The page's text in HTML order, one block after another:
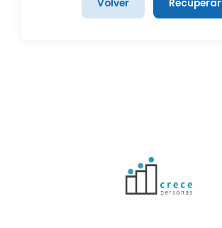
Volver Recuperar